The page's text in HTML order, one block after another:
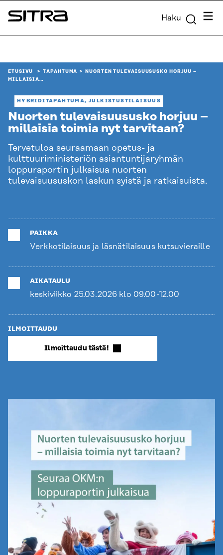
Siirry
suoraan
Sitra Haku
ETUSIVU TAPAHTUMA
NUORTEN TULEVAISUUSUSKO HORJUU –
MILLAISIA…
HYBRIDITAPAHTUMA, JULKISTUSTILAISUUS
Nuorten tulevaisuususko horjuu –
millaisia toimia nyt tarvitaan?
Tervetuloa seuraamaan opetus- ja
kulttuuriministeriön asiantuntijaryhmän
loppuraportin julkaisua nuorten
tulevaisuususkon laskun syistä ja ratkaisuista.
PAIKKA
Verkkotilaisuus ja läsnätilaisuus kutsuvieraille
AIKATAULU
keskiviikko 25.03.2026 klo 09.00-12.00
ILMOITTAUDU
Ilmoittaudu tästä!